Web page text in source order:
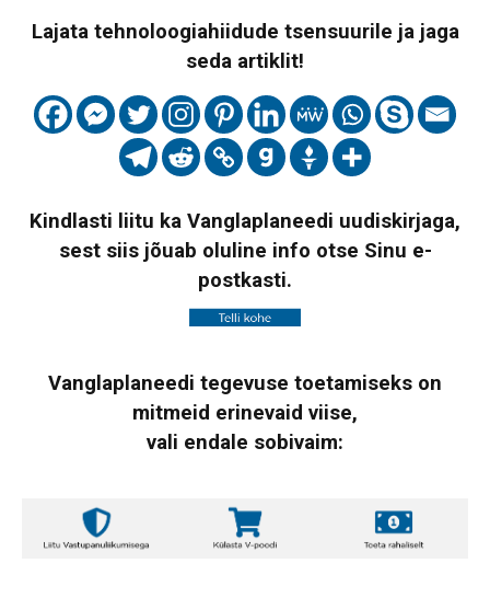
Lajata tehnoloogiahiidude tsensuurile ja jaga
seda artiklit!
Kindlasti liitu ka Vanglaplaneedi uudiskirjaga,
sest siis jõuab oluline info otse Sinu e-
postkasti.
Vanglaplaneedi tegevuse toetamiseks on
mitmeid erinevaid viise,
vali endale sobivaim: